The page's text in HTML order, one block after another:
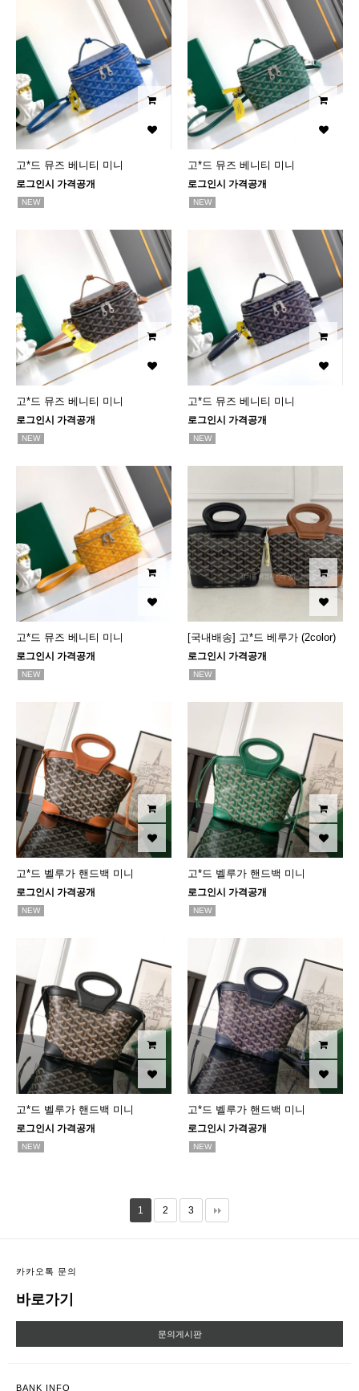
고*드 뮤즈 베니티 미니
로그인시 가격공개
NEW
고*드 뮤즈 베니티 미니
로그인시 가격공개
NEW
고*드 뮤즈 베니티 미니
로그인시 가격공개
NEW
고*드 뮤즈 베니티 미니
로그인시 가격공개
NEW
고*드 뮤즈 베니티 미니
로그인시 가격공개
NEW
[국내배송] 고*드 베루가 (2color)
로그인시 가격공개
NEW
고*드 벨루가 핸드백 미니
로그인시 가격공개
NEW
고*드 벨루가 핸드백 미니
로그인시 가격공개
NEW
고*드 벨루가 핸드백 미니
로그인시 가격공개
NEW
고*드 벨루가 핸드백 미니
로그인시 가격공개
NEW
1 2 3
카카오톡 문의
바로가기
문의게시판
BANK INFO